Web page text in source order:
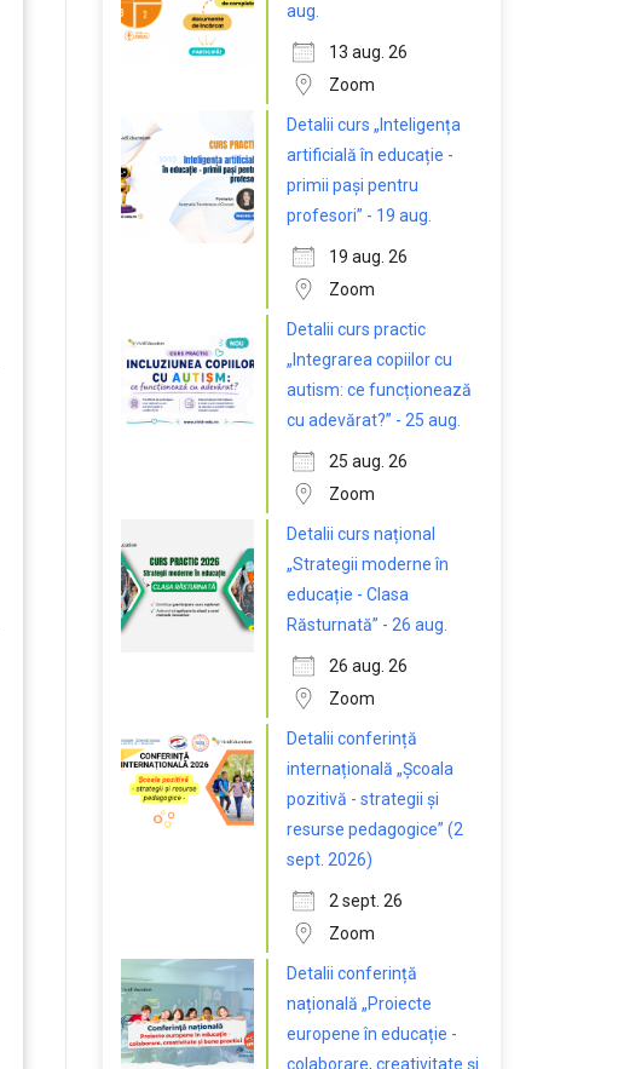
aug.
13 aug. 26
Zoom
Detalii curs „Inteligența
artificială în educație -
primii pași pentru
profesori” - 19 aug.
19 aug. 26
Zoom
Detalii curs practic
„Integrarea copiilor cu
autism: ce funcționează
cu adevărat?” - 25 aug.
25 aug. 26
Zoom
Detalii curs național
„Strategii moderne în
educație - Clasa
Răsturnată” - 26 aug.
26 aug. 26
Zoom
Detalii conferință
internațională „Școala
pozitivă - strategii și
resurse pedagogice” (2
sept. 2026)
2 sept. 26
Zoom
Detalii conferință
națională „Proiecte
europene în educație -
colaborare, creativitate și